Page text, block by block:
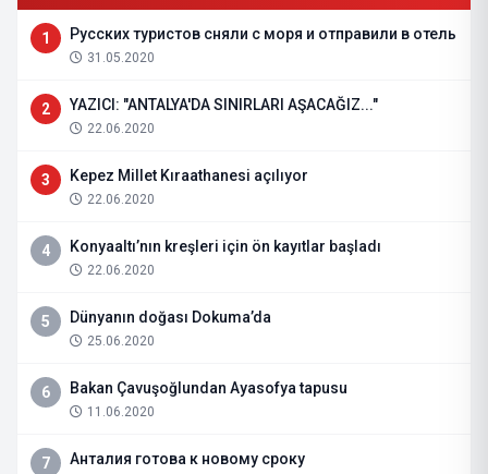
1 Русских туристов сняли с моря и отправили в отель
31.05.2020
2 YAZICI: "ANTALYA'DA SINIRLARI AŞACAĞIZ..."
22.06.2020
3 Kepez Millet Kıraathanesi açılıyor
22.06.2020
4 Konyaaltı’nın kreşleri için ön kayıtlar başladı
22.06.2020
5 Dünyanın doğası Dokuma’da
25.06.2020
6 Bakan Çavuşoğlundan Ayasofya tapusu
11.06.2020
7 Анталия готова к новому сроку